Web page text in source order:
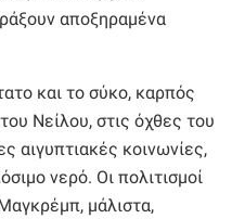
αποξηραμένα
και το σύκο, καρπός
Νείλου, στις όχθες του
αιγυπτιακές κοινωνίες,
νερό. Οι πολιτισμοί
μάλιστα,